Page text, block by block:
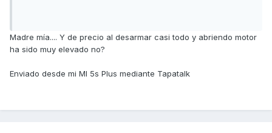
Madre mía.... Y de precio al desarmar casi todo y abriendo motor
ha sido muy elevado no?
Enviado desde mi MI 5s Plus mediante Tapatalk